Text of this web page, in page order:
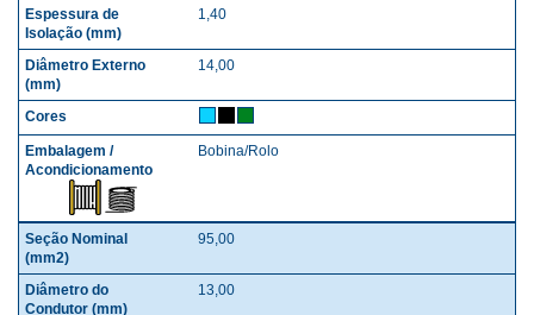
1,40
14,00
Bobina/Rolo
95,00
13,00